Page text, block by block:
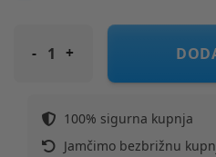
ORIGINAL MARINES hlače KH
100% sigurna kupnja
Jamčimo bezbrižnu